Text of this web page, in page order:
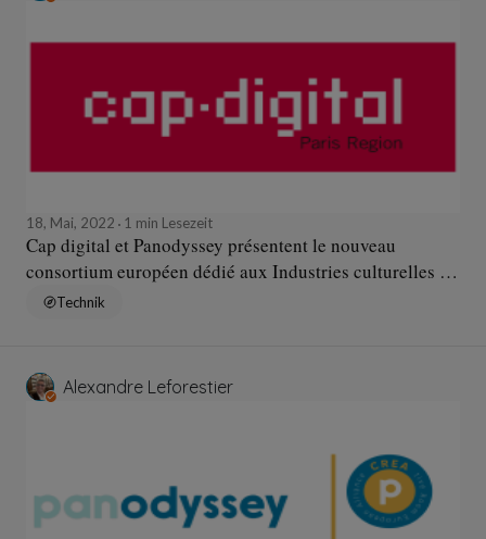
18, Mai, 2022 1 min Lesezeit
Cap digital et Panodyssey présentent le nouveau
consortium européen dédié aux Industries culturelles et
créatives en Europe le 31 mai 2022 🇪🇺
Technik
Alexandre Leforestier